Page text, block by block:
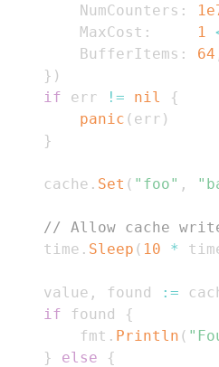
        NumCounters
:
        MaxCost
: 1
        BufferItems
: 64
} )
if err != nil
{
panic ( err )
}
    cache
. Set ( "foo" ,
// Allow cache
    time
. Sleep ( 10 *
    value
, found :=
if found
{
        fmt
. Println (
}
else
{